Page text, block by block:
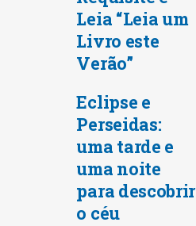
Leia “Leia um
Livro este
Verão”
Eclipse e
Perseidas:
uma tarde e
uma noite
para descobrir
o céu